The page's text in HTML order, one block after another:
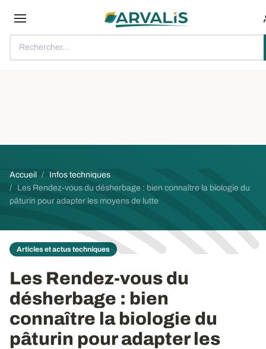
Rechercher...
Fil d'Ariane
Accueil
Infos techniques
Les Rendez-vous du désherbage : bien connaître la biologie du
pâturin pour adapter les moyens de lutte
Articles et actus techniques
Les Rendez-vous du
désherbage : bien
connaître la biologie du
pâturin pour adapter les